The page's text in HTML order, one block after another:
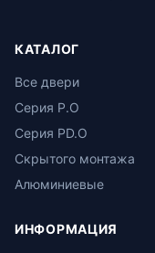
КАТАЛОГ
Все двери
Серия P.O
Серия PD.O
Скрытого монтажа
Алюминиевые
ИНФОРМАЦИЯ